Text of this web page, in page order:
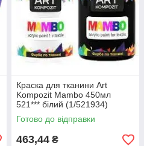
Краска для тканини Art
Kompozit Mambo 450мл
521*** білий (1/521934)
Готово до відправки
463,44 ₴